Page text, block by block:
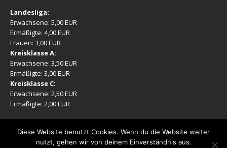
Landesliga:
Erwachsene: 5,00 EUR
Ermäßigte: 4,00 EUR
Frauen: 3,00 EUR
Kreisklasse A:
Erwachsene: 3,50 EUR
Ermäßigte: 3,00 EUR
Kreisklasse C:
Erwachsene: 2,50 EUR
Ermäßigte: 2,00 EUR
Diese Website benutzt Cookies. Wenn du die Website weiter
nutzt, gehen wir von deinem Einverständnis aus.